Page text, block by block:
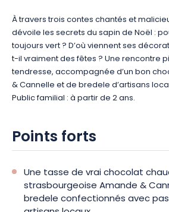
À travers trois contes chantés et
dévoile les secrets du sapin de Noël :
toujours vert ? D’où viennent ses
t-il vraiment des fêtes ? Une rencontre
tendresse, accompagnée d’un bon
& Cannelle et de bredele d’artisans
Public familial : à partir de 2 ans.
Points forts
Une tasse de vrai chocolat
strasbourgeoise Amande &
bredele confectionnés avec